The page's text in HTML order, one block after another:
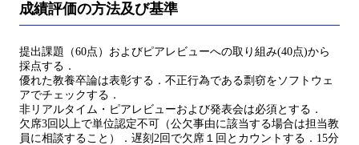
成績評価の方法及び基準
提出課題（60点）およびピアレビューへの取り組み(40点)から
採点する．
優れた教養卒論は表彰する．不正行為である剽窃をソフトウェ
アでチェックする．
非リアルタイム・ピアレビューおよび発表会は必須とする．
欠席3回以上で単位認定不可（公欠事由に該当する場合は担当教
員に相談すること）．遅刻2回で欠席１回とカウントする．15分